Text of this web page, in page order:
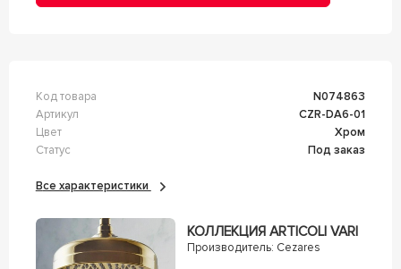
Код товара
n074863
Артикул
CZR-DA6-01
Цвет
Хром
Статус
Под заказ
Все характеристики
КОЛЛЕКЦИЯ ARTICOLI VARI
Производитель: Cezares